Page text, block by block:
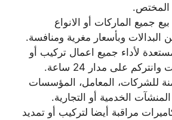
المختص.
جميع الماركات أو الانواع
البدالات وبأسعار مغرية ومنافسة.
لأداء جميع اعمال تركيب أو
على مدار 24 ساعة.
للشركات، المعامل، المؤسسات
الخدمية أو التجارية.
مراقبة أيضا لتركيب أو تمديد